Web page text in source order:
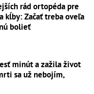
rád ortopéda pre
kĺby: Začať treba oveľa
bolieť
minút a zažila život
sa už nebojím,